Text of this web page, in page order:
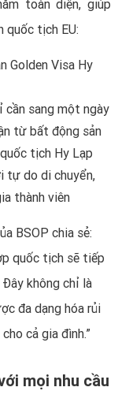
toàn diện, giúp
quốc tịch EU:
Golden Visa Hy
cần sang một ngày
từ bất động sản
tịch Hy Lạp
tự do di chuyển,
thành viên
BSOP chia sẻ:
quốc tịch sẽ tiếp
không chỉ là
đa dạng hóa rủi
cả gia đình.”
mọi nhu cầu